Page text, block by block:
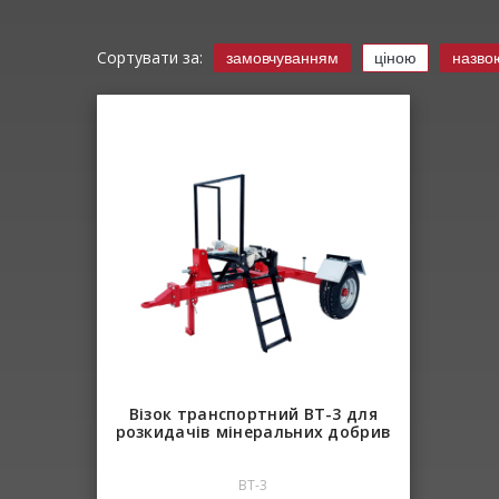
Сортувати за: замовчуванням ціною
Візок транспортний ВТ-3 для
розкидачів мінеральних добрив
ВТ-3